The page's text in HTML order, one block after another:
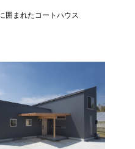
囲まれたコートハウス